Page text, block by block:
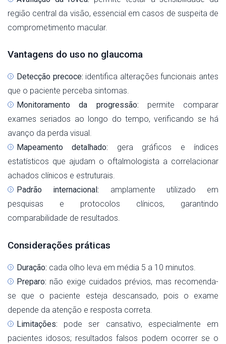
região central da visão, essencial em casos de suspeita de
comprometimento macular.
Vantagens do uso no glaucoma
Detecção precoce: identifica alterações funcionais antes
que o paciente perceba sintomas.
Monitoramento da progressão: permite comparar
exames seriados ao longo do tempo, verificando se há
avanço da perda visual.
Mapeamento detalhado: gera gráficos e índices
estatísticos que ajudam o oftalmologista a correlacionar
achados clínicos e estruturais.
Padrão internacional: amplamente utilizado em
pesquisas e protocolos clínicos, garantindo
comparabilidade de resultados.
Considerações práticas
Duração: cada olho leva em média 5 a 10 minutos.
Preparo: não exige cuidados prévios, mas recomenda-
se que o paciente esteja descansado, pois o exame
depende da atenção e resposta correta.
Limitações: pode ser cansativo, especialmente em
pacientes idosos; resultados falsos podem ocorrer se o